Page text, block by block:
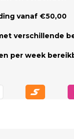
vanaf €50,00
verschillende
per week